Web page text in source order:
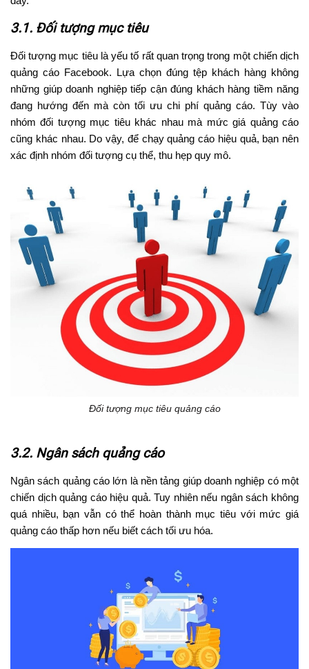
3.1. Đối tượng mục tiêu
Đối tượng mục tiêu là yếu tố rất quan trọng trong một chiến dịch
quảng cáo Facebook. Lựa chọn đúng tệp khách hàng không
những giúp doanh nghiệp tiếp cận đúng khách hàng tiềm năng
đang hướng đến mà còn tối ưu chi phí quảng cáo. Tùy vào
nhóm đối tượng mục tiêu khác nhau mà mức giá quảng cáo
cũng khác nhau. Do vậy, để chạy quảng cáo hiệu quả, bạn nên
xác định nhóm đối tượng cụ thể, thu hẹp quy mô.
Đối tượng mục tiêu quảng cáo
3.2. Ngân sách quảng cáo
Ngân sách quảng cáo lớn là nền tảng giúp doanh nghiệp có một
chiến dịch quảng cáo hiệu quả. Tuy nhiên nếu ngân sách không
quá nhiều, bạn vẫn có thể hoàn thành mục tiêu với mức giá
quảng cáo thấp hơn nếu biết cách tối ưu hóa.